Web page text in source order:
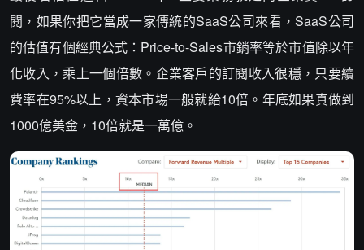
閱，如果你把它當成一家傳統的SaaS公司來看，SaaS公司
的估值有個經典公式：Price-to-Sales市銷率等於市值除以年
化收入，乘上一個倍數。企業客戶的訂閱收入很穩，只要續
費率在95%以上，資本市場一般就給10倍。年底如果真做到
1000億美金，10倍就是一萬億。